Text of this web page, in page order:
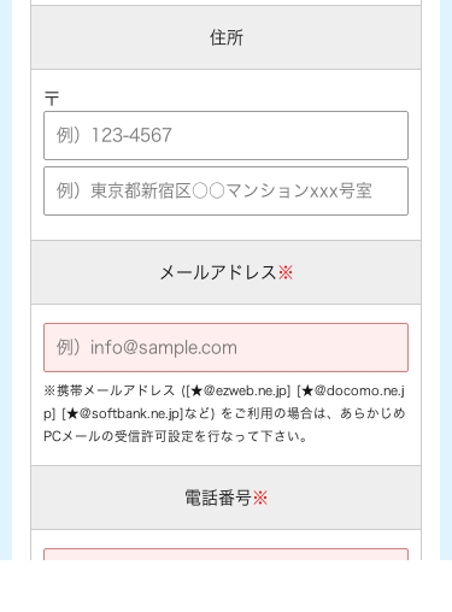
住所
〒
メールアドレス ※
※携帯メールアドレス ([★@ezweb.ne.jp] [★@docomo.ne.j
p] [★@softbank.ne.jp]など) をご利用の場合は、あらかじめ
PCメールの受信許可設定を行なって下さい。
電話番号※